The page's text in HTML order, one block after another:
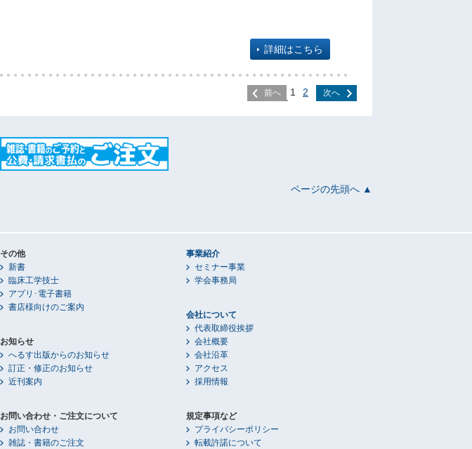
詳細はこちら
前へ 1 2 次へ
ページの先頭へ ▲
その他
新書
臨床工学技士
アプリ･電子書籍
書店様向けのご案内
お知らせ
へるす出版からのお知らせ
訂正・修正のお知らせ
近刊案内
お問い合わせ・ご注文について
お問い合わせ
雑誌・書籍のご注文
事業紹介
セミナー事業
学会事務局
会社について
代表取締役挨拶
会社概要
会社沿革
アクセス
採用情報
規定事項など
プライバシーポリシー
転載許諾について